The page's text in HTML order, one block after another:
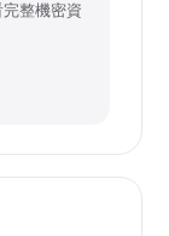
整機密資